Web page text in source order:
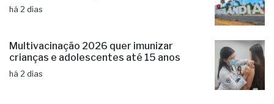
há 2 dias
Multivacinação 2026 quer imunizar
crianças e adolescentes até 15 anos
há 2 dias